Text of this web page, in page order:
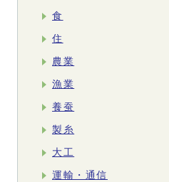
食
住
農業
漁業
養蚕
製糸
大工
運輸・通信